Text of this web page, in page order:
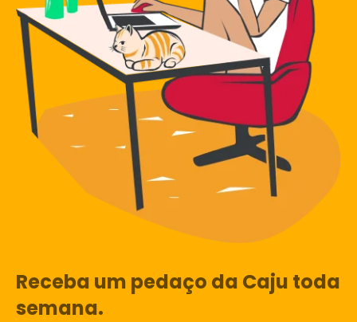
Receba um pedaço da Caju toda
semana.